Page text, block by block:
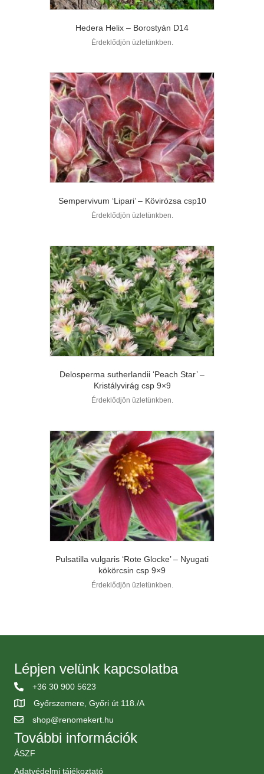
Hedera Helix – Borostyán D14
Érdeklődjön üzletünkben.
Sempervivum ‘Lipari’ – Kövirózsa csp10
Érdeklődjön üzletünkben.
Delosperma sutherlandii ‘Peach Star’ –
Kristályvirág csp 9×9
Érdeklődjön üzletünkben.
Pulsatilla vulgaris ‘Rote Glocke’ – Nyugati
kökörcsin csp 9×9
Érdeklődjön üzletünkben.
Lépjen velünk kapcsolatba
+36 30 900 5623
Győrszemere, Győri út 118./A
shop@renomekert.hu
További információk
ÁSZF
Adatvédelmi tájékoztató